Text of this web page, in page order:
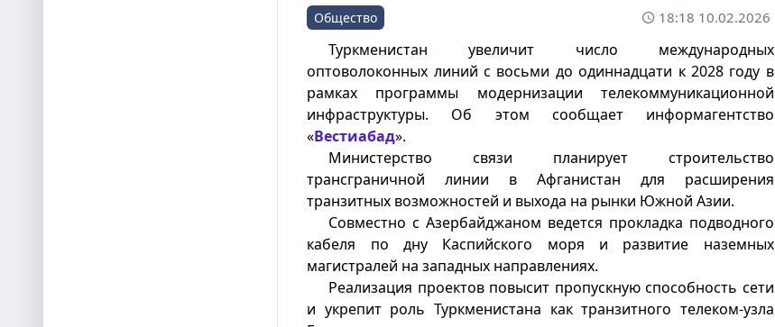
Общество 18:18 10.02.2026
Туркменистан увеличит число международных
оптоволоконных линий с восьми до одиннадцати к 2028 году в
рамках программы модернизации телекоммуникационной
инфраструктуры. Об этом сообщает информагентство
«Вестиабад».
Министерство связи планирует строительство
трансграничной линии в Афганистан для расширения
транзитных возможностей и выхода на рынки Южной Азии.
Совместно с Азербайджаном ведется прокладка подводного
кабеля по дну Каспийского моря и развитие наземных
магистралей на западных направлениях.
Реализация проектов повысит пропускную способность сети
и укрепит роль Туркменистана как транзитного телеком-узла